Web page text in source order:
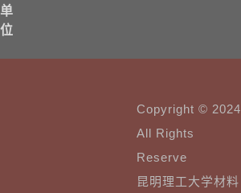
单
位
Copyright © 2024
All Rights
Reserve
昆明理工大学材料